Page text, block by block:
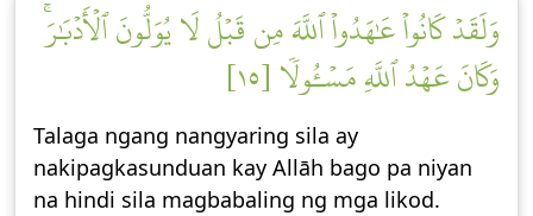
وَلَقَدۡ كَانُواْ عَٰهَدُواْ ٱللَّهَ مِن قَبۡلُ لَا يُوَلُّونَ ٱلۡأَدۡبَٰرَۚ
وَكَانَ عَهۡدُ ٱللَّهِ مَسۡـُٔولٗا [١٥]
Talaga ngang nangyaring sila ay
nakipagkasunduan kay Allāh bago pa niyan
na hindi sila magbabaling ng mga likod.